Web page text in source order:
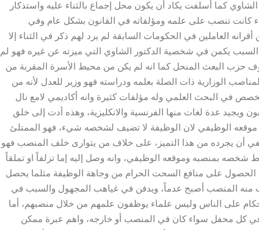
الشاوي كما أسلفت يكاد أن يكون محل إجماع بالثناء عليه واستذكار
كانت تنصب على علمه ومؤلفاته في القانون بشكل عام وفي
العاملين في الحكومات السابقة لم يرد لهم ذكر في الثناء إلا
السبب يكمن في شخصية الدكتور الشاوي التي ميزته عن غيره فهو لم
حزب البعث المنحل كما انه لم يكن من محيط الأسرة المقربة من
الوزارية ذات الصلة بعلمه ودراسته فهو وزير للعدل لأنه من
في البحث العلمي وله مؤلفات كثيرة وانه أكاديمي لامع نال
ويجيد عدة لغات منها الفرنسية والانكليزية، وهذه أدت إلى خلق
الوظيفي لان الوظيفة لا تضيف لشخصه شيء، فهو الممتلئ
أن يجرده من هذا التميز، على خلاف من يتوارى خلف المنصب فهو
شخصه بمنصبه وموقعه الوظيفي، وانه وصل إليه إما تزلفاً او تملقاً
الحصول على منافع السحت الحرام من وجاهة الوظيفة مثلما يحصل
منه المنصب أصبح عدماً، ويدفن في غياهب المجهول والسبب في
على الناس وليس علماء يوظفون علمهم من خلال منصبهم، أما
في كل محفل سواء كان في المنصب أو خارجه، واهم عبرة ممكن